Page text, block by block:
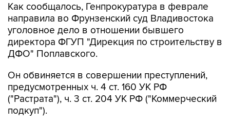
Как сообщалось, Генпрокуратура в феврале
направила во Фрунзенский суд Владивостока
уголовное дело в отношении бывшего
директора ФГУП "Дирекция по строительству в
ДФО" Поплавского.
Он обвиняется в совершении преступлений,
предусмотренных ч. 4 ст. 160 УК РФ
("Растрата"), ч. 3 ст. 204 УК РФ ("Коммерческий
подкуп").